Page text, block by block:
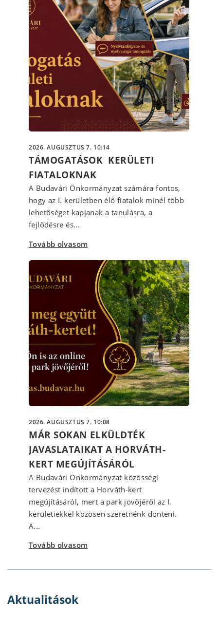
2026. AUGUSZTUS 7. 10:14
TÁMOGATÁSOK KERÜLETI
FIATALOKNAK
A Budavári Önkormányzat számára fontos,
hogy az I. kerületben élő fiatalok minél több
lehetőséget kapjanak a tanulásra, a
fejlődésre és...
Tovább olvasom
2026. AUGUSZTUS 7. 10:08
MÁR SOKAN ELKÜLDTÉK
JAVASLATAIKAT A HORVÁTH-
KERT MEGÚJÍTÁSÁRÓL
A Budavári Önkormányzat közösségi
tervezést indított a Horváth-kert
megújításáról, mert a park jövőjéről az I.
kerületiekkel közösen szeretnénk dönteni.
A...
Tovább olvasom
Aktualitások